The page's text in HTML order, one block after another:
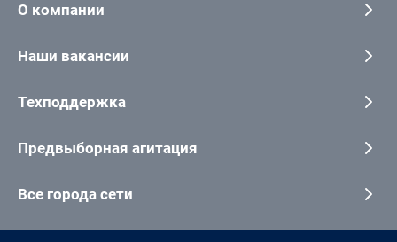
О компании
Наши вакансии
Техподдержка
Предвыборная агитация
Все города сети